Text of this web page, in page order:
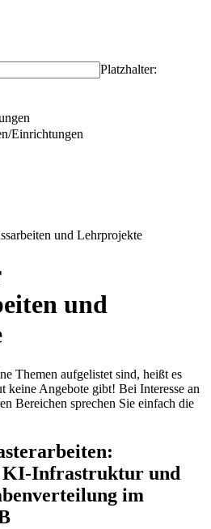
Platzhalter:
Einrichtungen
und Lehrprojekte
und
Themen aufgelistet sind, heißt es
keine Angebote gibt! Bei Interesse an
Bereichen sprechen Sie einfach die
KI-Infrastruktur und
im